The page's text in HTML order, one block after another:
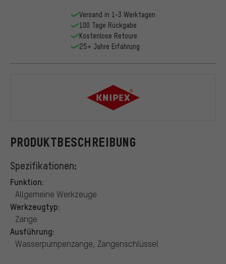
PRODUKTBESCHREIBUNG
Spezifikationen:
Funktion:
Allgemeine Werkzeuge
Werkzeugtyp:
Zange
Ausführung:
Wasserpumpenzange, Zangenschlüssel
Versand in 1-3 Werktagen
100 Tage Rückgabe
Kostenlose Retoure
25+ Jahre Erfahrung